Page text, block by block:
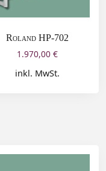
Roland HP-702
1.970,00€
inkl. MwSt.